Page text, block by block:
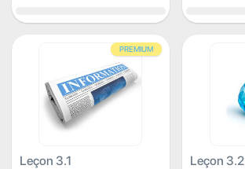
PREMIUM
Leçon 3.1
Leçon 3.2